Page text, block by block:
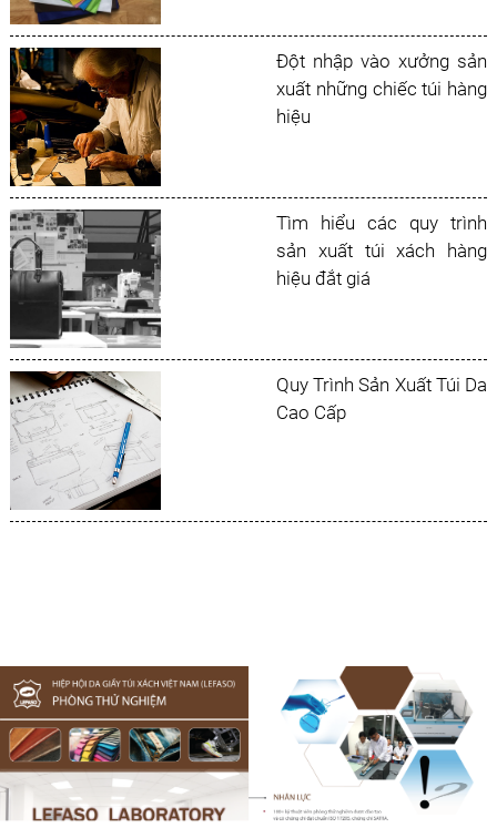
Đột nhập vào xưởng sản
xuất những chiếc túi hàng
hiệu
Tìm hiểu các quy trình
sản xuất túi xách hàng
hiệu đắt giá
Quy Trình Sản Xuất Túi Da
Cao Cấp